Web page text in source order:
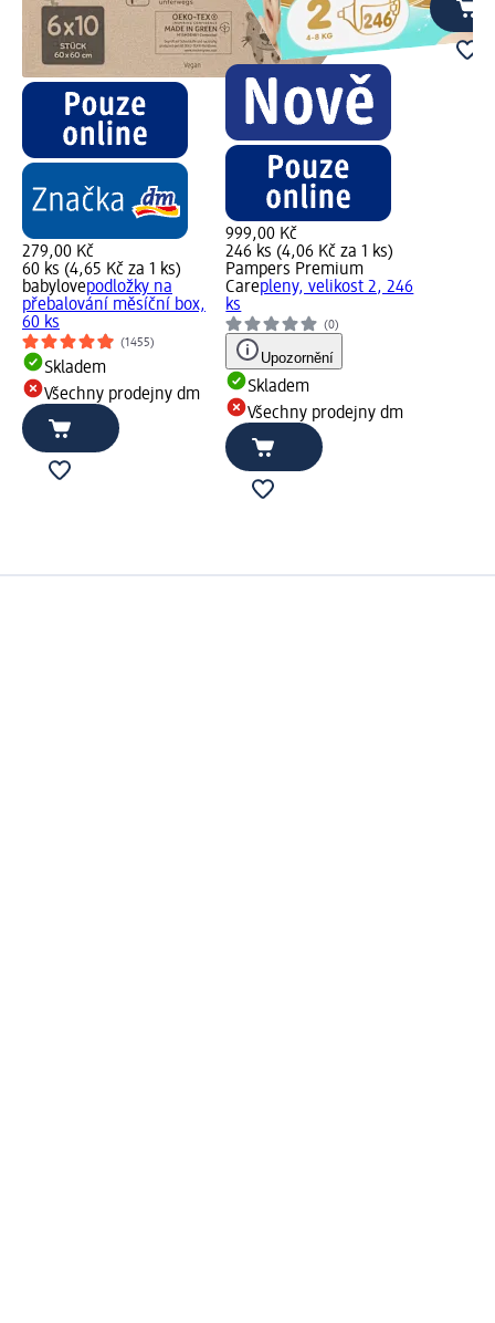
279,00 Kč
60 ks (4,65 Kč za 1 ks)
babylovepodložky na
přebalování měsíční box,
60 ks
(1455)
Skladem
Všechny prodejny dm
999,00 Kč
246 ks (4,06 Kč za 1 ks)
Pampers Premium
Carepleny, velikost 2, 246
ks
(0)
Upozornění
Skladem
Všechny prodejny dm